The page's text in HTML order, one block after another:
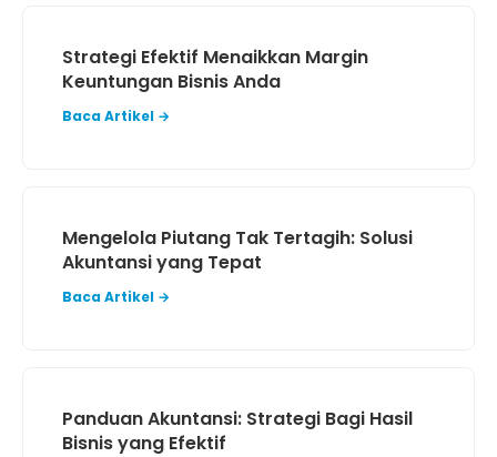
Strategi Efektif Menaikkan Margin
Keuntungan Bisnis Anda
Baca Artikel →
Mengelola Piutang Tak Tertagih: Solusi
Akuntansi yang Tepat
Baca Artikel →
Panduan Akuntansi: Strategi Bagi Hasil
Bisnis yang Efektif